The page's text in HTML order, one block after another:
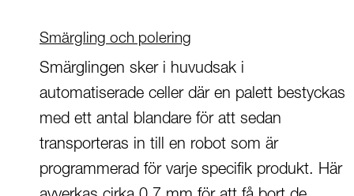
Smärgling och polering
Smärglingen sker i huvudsak i
automatiserade celler där en palett bestyckas
med ett antal blandare för att sedan
transporteras in till en robot som är
programmerad för varje specifik produkt. Här